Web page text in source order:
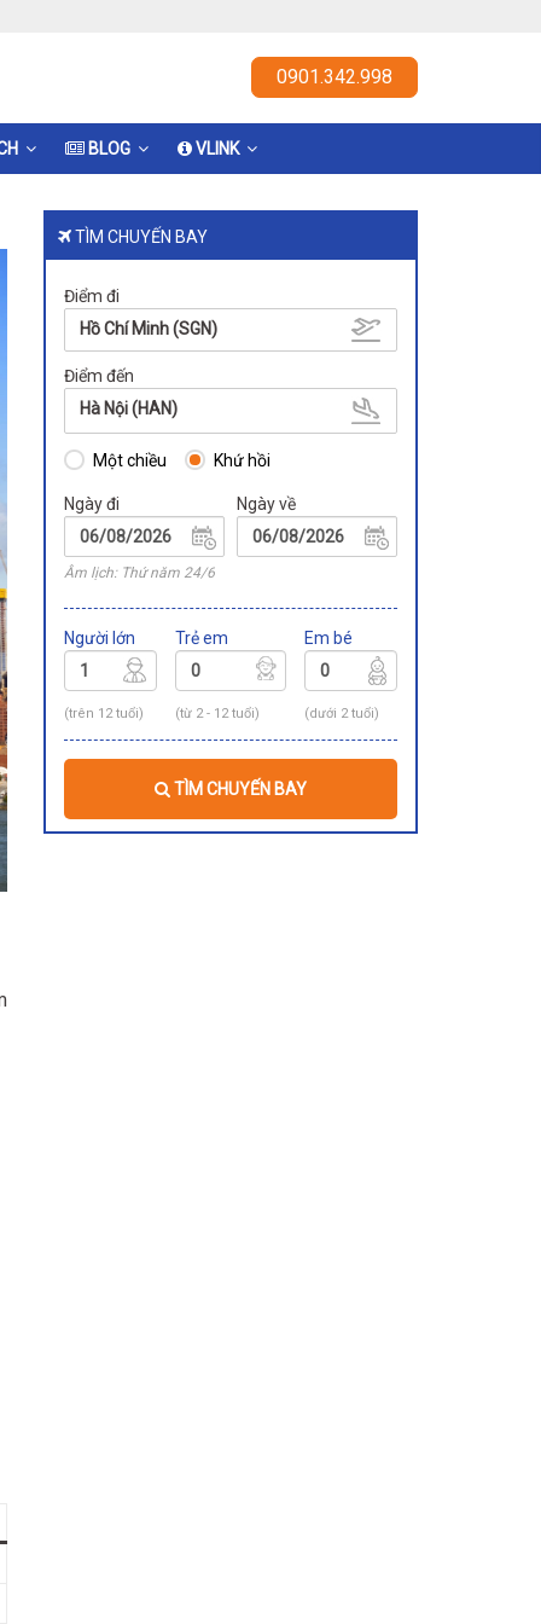
0901.342.998
BLOG VLINK
TÌM CHUYẾN BAY
Điểm đi
Hồ Chí Minh (SGN)
Điểm đến
Hà Nội (HAN)
Một chiều Khứ hồi
Ngày đi
Âm lịch: Thứ năm 24/6
Ngày về
Người lớn
(trên 12 tuổi)
Trẻ em
(từ 2 - 12 tuổi)
Em bé
(dưới 2 tuổi)
TÌM CHUYẾN BAY